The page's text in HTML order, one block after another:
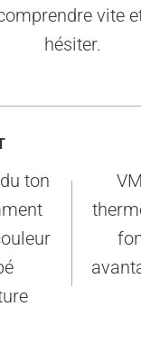
vite
hésiter.
ton